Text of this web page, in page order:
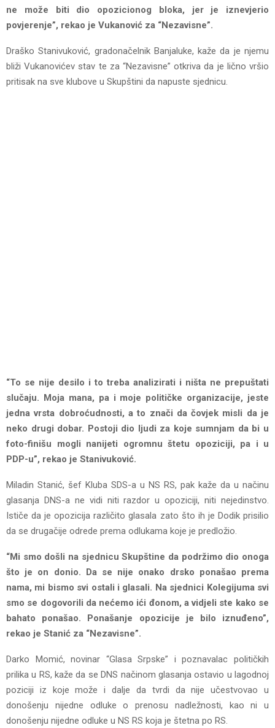
ne može biti dio opozicionog bloka, jer je iznevjerio
povjerenje”, rekao je Vukanović za “Nezavisne”.
Draško Stanivuković, gradonačelnik Banjaluke, kaže da je njemu
bliži Vukanovićev stav te za “Nezavisne” otkriva da je lično vršio
pritisak na sve klubove u Skupštini da napuste sjednicu.
“To se nije desilo i to treba analizirati i ništa ne prepuštati
slučaju. Moja mana, pa i moje političke organizacije, jeste
jedna vrsta dobroćudnosti, a to znači da čovjek misli da je
neko drugi dobar. Postoji dio ljudi za koje sumnjam da bi u
foto-finišu mogli nanijeti ogromnu štetu opoziciji, pa i u
PDP-u”, rekao je Stanivuković.
Miladin Stanić, šef Kluba SDS-a u NS RS, pak kaže da u načinu
glasanja DNS-a ne vidi niti razdor u opoziciji, niti nejedinstvo.
Ističe da je opozicija različito glasala zato što ih je Dodik prisilio
da se drugačije odrede prema odlukama koje je predložio.
“Mi smo došli na sjednicu Skupštine da podržimo dio onoga
što je on donio. Da se nije onako drsko ponašao prema
nama, mi bismo svi ostali i glasali. Na sjednici Kolegijuma svi
smo se dogovorili da nećemo ići đonom, a vidjeli ste kako se
bahato ponašao. Ponašanje opozicije je bilo iznuđeno”,
rekao je Stanić za “Nezavisne”.
Darko Momić, novinar “Glasa Srpske” i poznavalac političkih
prilika u RS, kaže da se DNS načinom glasanja ostavio u lagodnoj
poziciji iz koje može i dalje da tvrdi da nije učestvovao u
donošenju nijedne odluke o prenosu nadležnosti, kao ni u
donošenju nijedne odluke u NS RS koja je štetna po RS.